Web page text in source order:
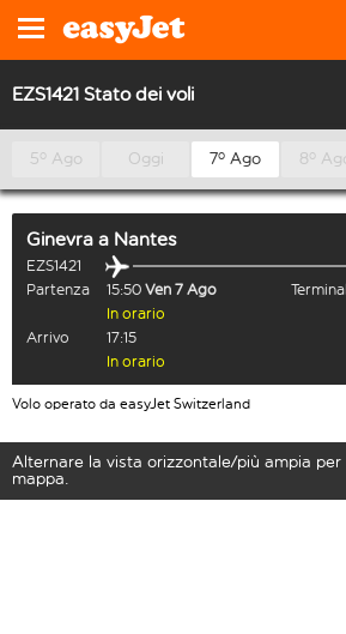
EZS1421 Stato dei voli
5º Ago Oggi 7º Ago 8º
Ginevra a Nantes
EZS1421
Partenza
15:50 Ven 7 Ago
In orario
Arrivo
17:15
In orario
Volo operato da easyJet Switzerland
Alternare la vista orizzontale/più ampia per
mappa.